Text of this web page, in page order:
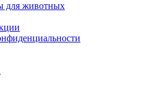
для животных